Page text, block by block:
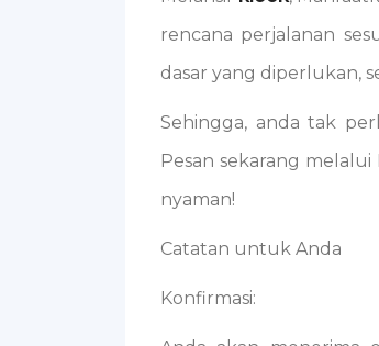
rencana perjalanan
dasar yang diperlukan,
Sehingga, anda tak
Pesan sekarang
nyaman!
Catatan untuk Anda
Konfirmasi: